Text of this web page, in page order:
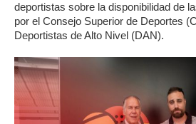
deportistas sobre la disponibilidad de
por el Consejo Superior de Deportes
Deportistas de Alto Nivel (DAN).